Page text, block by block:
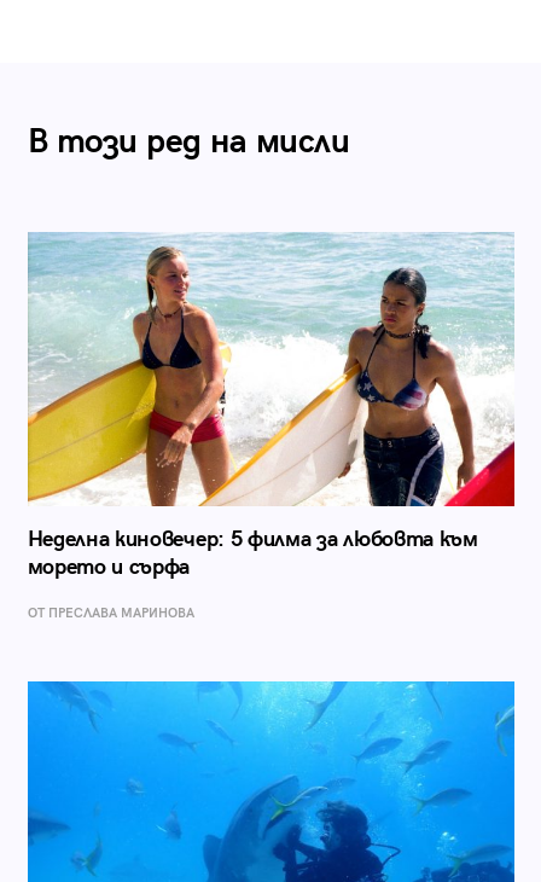
В този ред на мисли
Неделна киновечер: 5 филма за любовта към
морето и сърфа
ОТ ПРЕСЛАВА МАРИНОВА